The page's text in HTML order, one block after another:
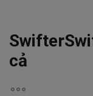
cả